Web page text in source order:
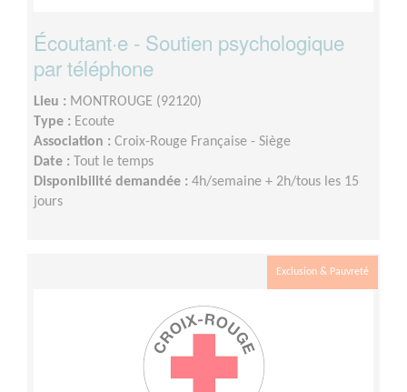
Écoutant·e - Soutien psychologique
par téléphone
Lieu : MONTROUGE (92120)
Type : Ecoute
Association : Croix-Rouge Française - Siège
Date : Tout le temps
Disponibilité demandée : 4h/semaine + 2h/tous les 15
jours
Exclusion & Pauvreté